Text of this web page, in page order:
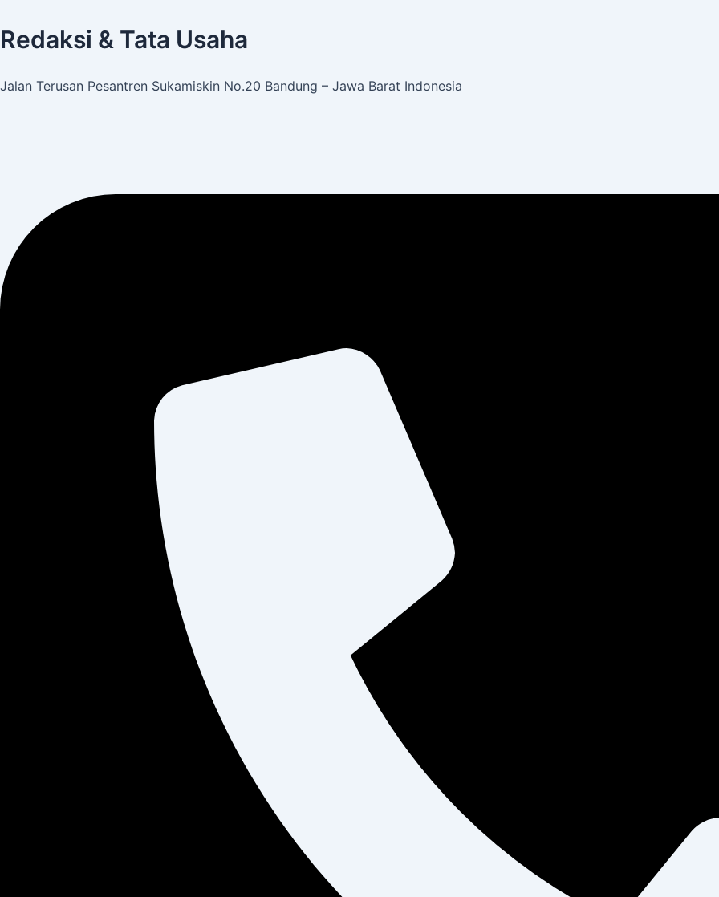
Redaksi & Tata Usaha
Jalan Terusan Pesantren Sukamiskin No.20 Bandung – Jawa Barat Indonesia